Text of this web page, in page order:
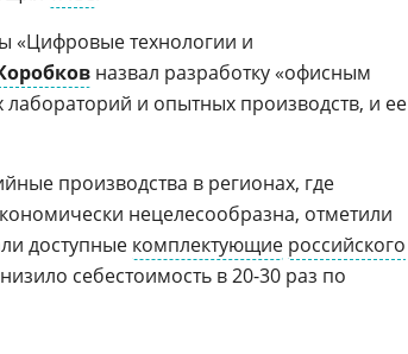
«Цифровые технологии и
назвал разработку «офисным
и опытных производств, и ее
производства в регионах, где
нецелесообразна, отметили
доступные комплектующие российского
себестоимость в 20-30 раз по